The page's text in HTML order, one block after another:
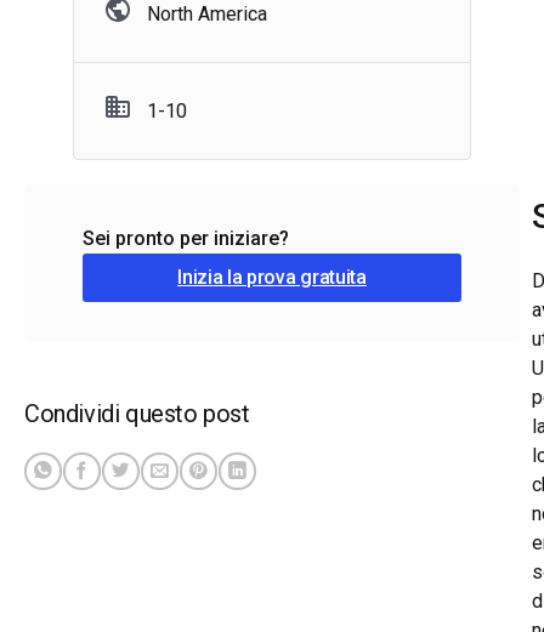
North America
1-10
Sei pronto per iniziare?
Inizia la prova gratuita
Condividi questo post